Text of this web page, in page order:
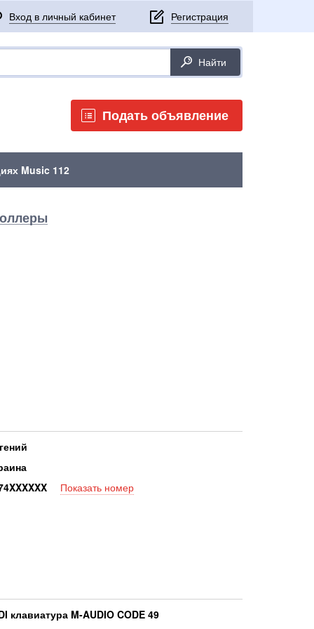
Подать объявление
Music 112
4XXXXXX Показать номер
клавиатура M-AUDIO CODE 49